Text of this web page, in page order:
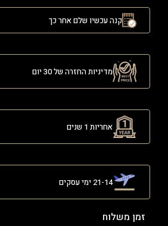
קנה עכשיו שלם אחר כך
מדיניות החזרה של 30 יום
אחריות 1 שנים
21-14 ימי עסקים
זמן משלוח